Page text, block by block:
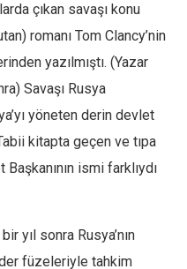
çıkan savaşı konu
romanı Tom Clancy’nin
yazılmıştı. (Yazar
Savaşı Rusya
yöneten derin devlet
kitapta geçen ve tıpa
ismi farklıydı
yıl sonra Rusya’nın
füzeleriyle tahkim